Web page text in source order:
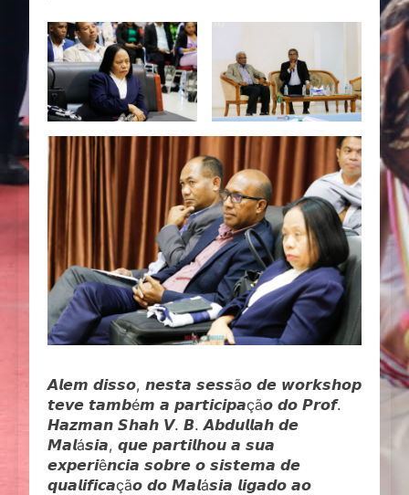
𝘼𝙡𝙚𝙢 𝙙𝙞𝙨𝙨𝙤, 𝙣𝙚𝙨𝙩𝙖 𝙨𝙚𝙨𝙨ã𝙤 𝙙𝙚 𝙬𝙤𝙧𝙠𝙨𝙝𝙤𝙥
𝙩𝙚𝙫𝙚 𝙩𝙖𝙢𝙗é𝙢 𝙖 𝙥𝙖𝙧𝙩𝙞𝙘𝙞𝙥𝙖çã𝙤 𝙙𝙤 𝙋𝙧𝙤𝙛.
𝙃𝙖𝙯𝙢𝙖𝙣 𝙎𝙝𝙖𝙝 𝙑. 𝘽. 𝘼𝙗𝙙𝙪𝙡𝙡𝙖𝙝 𝙙𝙚
𝙈𝙖𝙡á𝙨𝙞𝙖, 𝙦𝙪𝙚 𝙥𝙖𝙧𝙩𝙞𝙡𝙝𝙤𝙪 𝙖 𝙨𝙪𝙖
𝙚𝙭𝙥𝙚𝙧𝙞ê𝙣𝙘𝙞𝙖 𝙨𝙤𝙗𝙧𝙚 𝙤 𝙨𝙞𝙨𝙩𝙚𝙢𝙖 𝙙𝙚
𝙦𝙪𝙖𝙡𝙞𝙛𝙞𝙘𝙖çã𝙤 𝙙𝙤 𝙈𝙖𝙡á𝙨𝙞𝙖 𝙡𝙞𝙜𝙖𝙙𝙤 𝙖𝙤